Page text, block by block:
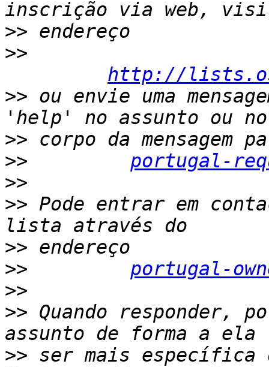
>>
>>
http://
>> ou envie uma
>>
>>
portugal-
>>
>> Pode entrar em
>>
>>
portugal-
>>
>> Quando responder,
>> ser mais específica